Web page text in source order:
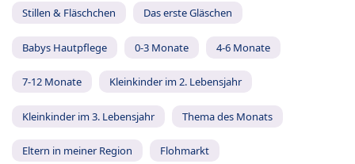
Stillen & Fläschchen Das erste Gläschen
Babys Hautpflege 0-3 Monate 4-6 Monate
7-12 Monate Kleinkinder im 2. Lebensjahr
Kleinkinder im 3. Lebensjahr Thema des Monats
Eltern in meiner Region Flohmarkt